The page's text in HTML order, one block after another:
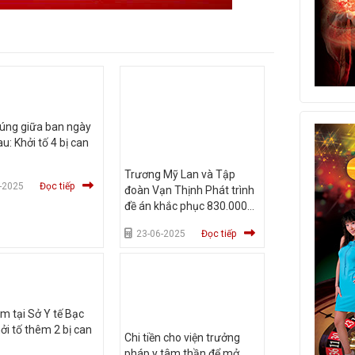
giữa ban ngày
Khởi tố 4 bị can
Đọc tiếp
Trương Mỹ Lan và Tập
đoàn Vạn Thịnh Phát trình
đề án khắc phục 830.0000
23-06-2025 Đọc tiếp
tại Sở Y tế Bạc
tố thêm 2 bị can
Chi tiền cho viện trưởng